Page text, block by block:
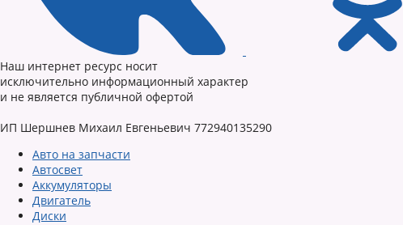
Наш интернет ресурс носит
исключительно информационный характер
и не является публичной офертой
ИП Шершнев Михаил Евгеньевич 772940135290
Авто на запчасти
Автосвет
Аккумуляторы
Двигатель
Диски